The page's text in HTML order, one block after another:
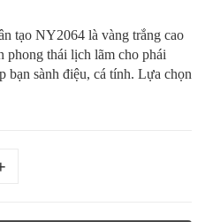
tạo NY2064 là vàng trắng cao
phong thái lịch lãm cho phái
bạn sành điệu, cá tính. Lựa chọn